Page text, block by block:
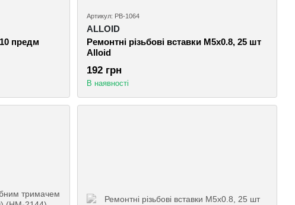
предм
Артикул: PB-1064
ALLOID
Ремонтні різьбові вставки M5х0.8, 25 шт
Alloid
192 грн
В наявності